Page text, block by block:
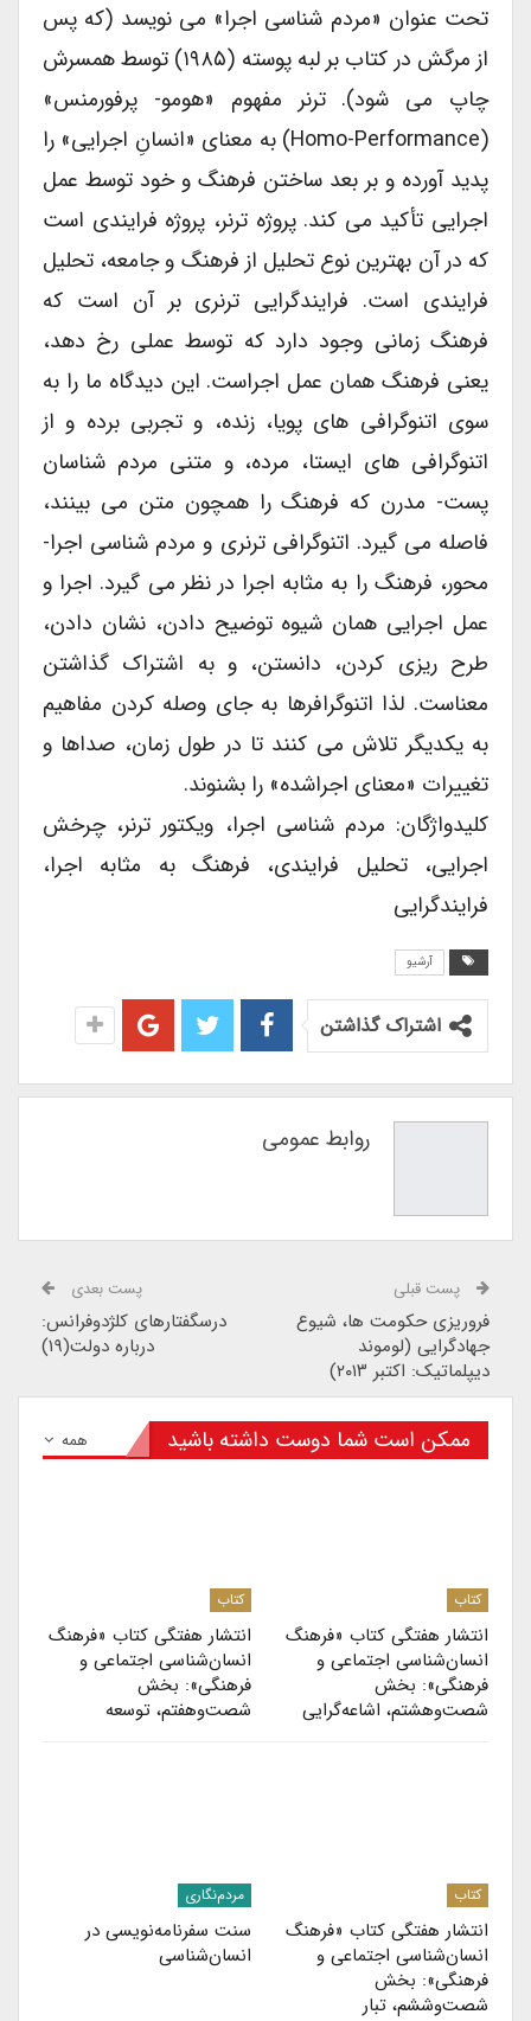
تحت عنوان «مردم شناسی اجرا» می نویسد (که پس
از مرگش در کتاب بر لبه پوسته (۱۹۸۵) توسط همسرش
چاپ می شود). ترنر مفهوم «هومو- پرفورمنس»
(Homo-Performance) به معنای «انسانِ اجرایی» را
پدید آورده و بر بعد ساختن فرهنگ و خود توسط عمل
اجرایی تأکید می کند. پروژه ترنر، پروژه فرایندی است
که در آن بهترین نوع تحلیل از فرهنگ و جامعه، تحلیل
فرایندی است. فرایندگرایی ترنری بر آن است که
فرهنگ زمانی وجود دارد که توسط عملی رخ دهد،
یعنی فرهنگ همان عمل اجراست. این دیدگاه ما را به
سوی اتنوگرافی های پویا، زنده، و تجربی برده و از
اتنوگرافی های ایستا، مرده، و متنی مردم شناسان
پست- مدرن که فرهنگ را همچون متن می بینند،
فاصله می گیرد. اتنوگرافی ترنری و مردم شناسی اجرا-
محور، فرهنگ را به مثابه اجرا در نظر می گیرد. اجرا و
عمل اجرایی همان شیوه توضیح دادن، نشان دادن،
طرح ریزی کردن، دانستن، و به اشتراک گذاشتن
معناست. لذا اتنوگرافرها به جای وصله کردن مفاهیم
به یکدیگر تلاش می کنند تا در طول زمان، صداها و
تغییرات «معنای اجراشده» را بشنوند.
کلیدواژگان: مردم شناسی اجرا، ویکتور ترنر، چرخش
اجرایی، تحلیل فرایندی، فرهنگ به مثابه اجرا،
فرایندگرایی
آرشیو
اشتراک گذاشتن
روابط عمومی
پست قبلی
فروریزی حکومت ها، شیوع
جهادگرایی (لوموند
دیپلماتیک: اکتبر ۲۰۱۳)
پست بعدی
درسگفتارهای کلژدوفرانس:
درباره دولت(۱۹)
همه ممکن است شما دوست داشته باشید
کتاب
انتشار هفتگی کتاب «فرهنگ
انسان‌شناسی اجتماعی و
فرهنگی»: بخش
شصت‌وهشتم، اشاعه‌گرایی
کتاب
انتشار هفتگی کتاب «فرهنگ
انسان‌شناسی اجتماعی و
فرهنگی»: بخش
شصت‌وهفتم، توسعه
کتاب
انتشار هفتگی کتاب «فرهنگ
انسان‌شناسی اجتماعی و
فرهنگی»: بخش
شصت‌وششم، تبار
مردم‌نگاری
سنت سفرنامه‌نویسی در
انسان‌شناسی